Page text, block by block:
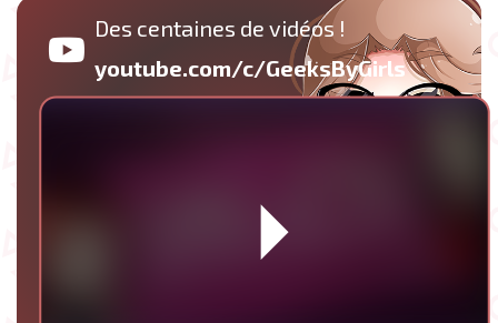
Des centaines de vidéos !
youtube.com/c/GeeksByGirls